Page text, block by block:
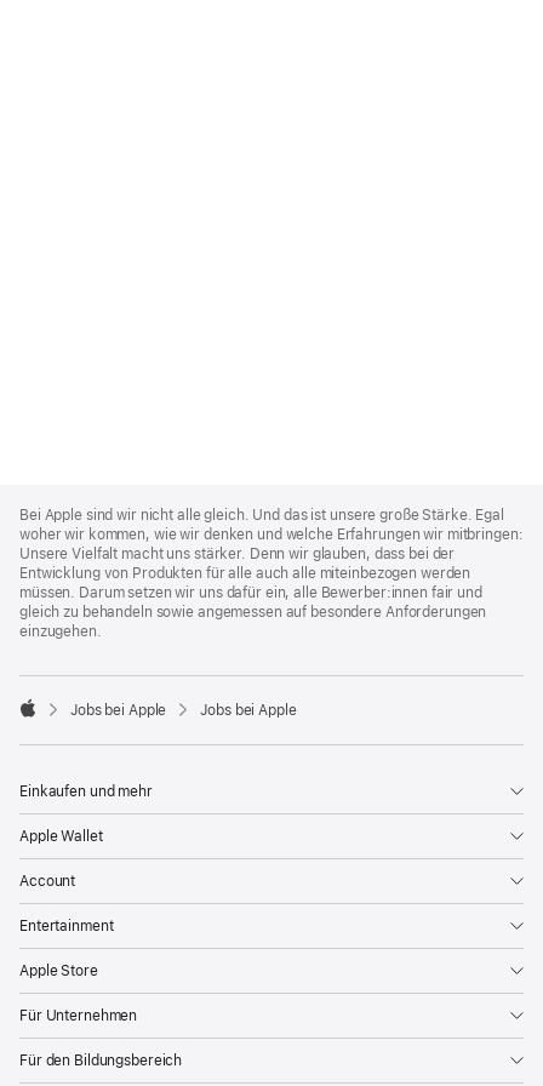
Footer
Bei Apple sind wir nicht alle gleich. Und das ist unsere große Stärke. Egal
woher wir kommen, wie wir denken und welche Erfahrungen wir mitbringen:
Unsere Vielfalt macht uns stärker. Denn wir glauben, dass bei der
Entwicklung von Produkten für alle auch alle miteinbezogen werden
müssen. Darum setzen wir uns dafür ein, alle Bewerber:innen fair und
gleich zu behandeln sowie angemessen auf besondere Anforderungen
einzugehen.

Jobs bei Apple Jobs bei Apple
Einkaufen und mehr
Apple Wallet
Account
Entertainment
Apple Store
Für Unternehmen
Für den Bildungsbereich